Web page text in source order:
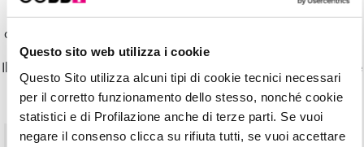
Questo sito web utilizza i cookie
Questo Sito utilizza alcuni tipi di cookie tecnici necessari
per il corretto funzionamento dello stesso, nonché cookie
statistici e di Profilazione anche di terze parti. Se vuoi
negare il consenso clicca su rifiuta tutti, se vuoi accettare
Cinque diverse nuance con unmedio livello di coprenza,
dimostrandosi la seconda pelle ideale per scatenare la bellezza
del proprio incarnato.
Il tocco finale? Un effetto naturale che farà continuare a sorridere
la tua pelle per tutto il giorno.